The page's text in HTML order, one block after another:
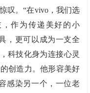
叹。“在vivo，我们选
作为传递美好的小
，更可以成为一支全
科技化身为连接心灵
创造力。他形容美好
感染另一个，一位老